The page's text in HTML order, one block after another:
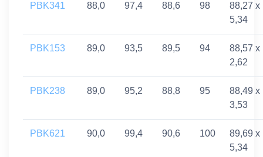
PBK341 88,0 97,4 88,6 98
88,27 x
5,34
PBK153 89,0 93,5 89,5 94
88,57 x
2,62
PBK238 89,0 95,2 88,8 95
88,49 x
3,53
PBK621 90,0 99,4 90,6 100
89,69 x
5,34